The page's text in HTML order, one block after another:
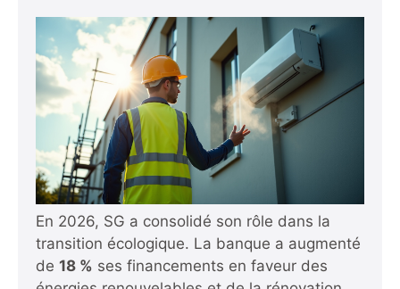
En 2026, SG a consolidé son rôle dans la
transition écologique. La banque a augmenté
de 18 % ses financements en faveur des